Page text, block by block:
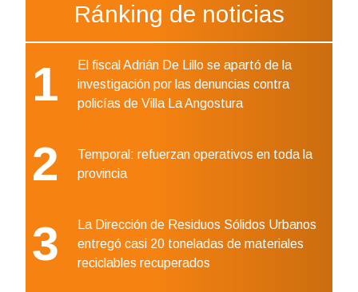
Ránking de noticias
1
El fiscal Adrián De Lillo se apartó de la
investigación por las denuncias contra
policías de Villa La Angostura
2
Temporal: refuerzan operativos en toda la
provincia
3
La Dirección de Residuos Sólidos Urbanos
entregó casi 20 toneladas de materiales
reciclables recuperados